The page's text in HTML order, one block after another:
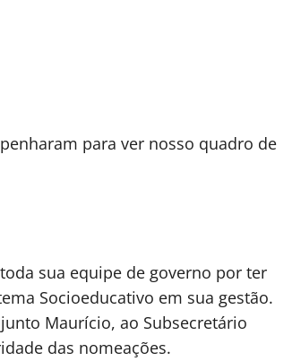
para ver nosso quadro de
sua equipe de governo por ter
Socioeducativo em sua gestão.
Maurício, ao Subsecretário
das nomeações.